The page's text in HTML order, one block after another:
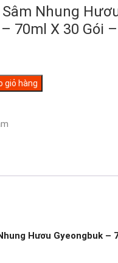
Nhung
70ml X 30 Gói
giỏ hàng
Hươu Gyeongbuk –